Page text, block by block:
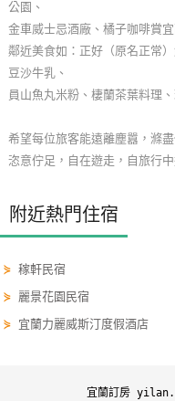
玩
樂
地
圖
客
服
客
滿
意
公園、
金車威士忌酒廠、橘子咖啡賞
鄰近美食如：正好（原名正常
豆沙牛乳、
員山魚丸米粉、棲蘭茶葉料理
希望每位旅客能遠離塵囂，滌
恣意佇足，自在遊走，自旅行
附近熱門住宿
⋟稼軒民宿
⋟ 麗景花園民宿
⋟ 宜蘭力麗威斯汀度假酒店
宜蘭訂房